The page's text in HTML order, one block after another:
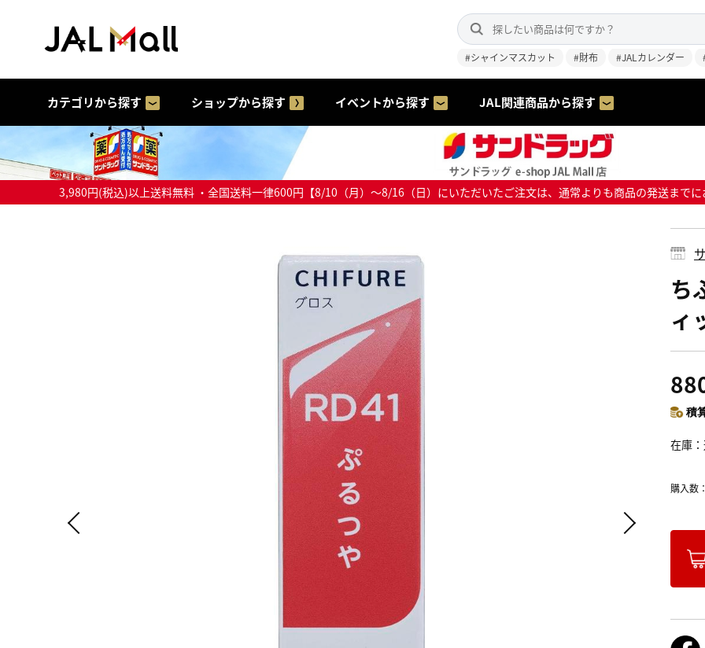
#シャインマスカット #財布 #JALカレンダー
カテゴリから探す ショップから探す イベントから探す JAL関連商品から探す
3,980円(税込)以上送料無料 ・全国送料一律600円【8/10（月）～8/16（日）にいただいたご注文は、通常よりも商品の発送まで
ち
ィ
積
在庫
購入数：